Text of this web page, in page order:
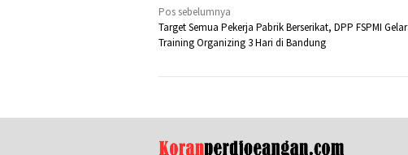
Navigasi
pos
Pos sebelumnya
Target Semua Pekerja Pabrik Berserikat, DPP FSPMI Gelar
Training Organizing 3 Hari di Bandung